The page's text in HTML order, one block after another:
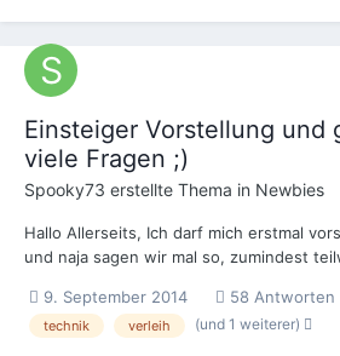
Einsteiger Vorstellung und
viele Fragen ;)
Spooky73 erstellte Thema in Newbies
Hallo Allerseits, Ich darf mich erstmal
und naja sagen wir mal so, zumindest
jedoch universell technisch nicht
war Fotolaborant, IT-Netzwerktech...
9. September 2014 58 Antworten
technik verleih (und 1 weiterer)